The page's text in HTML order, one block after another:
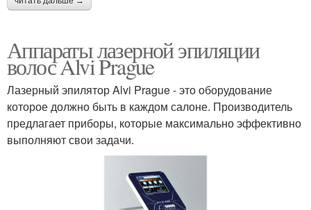
Аппараты лазерной эпиляции
волос Alvi Prague
Лазерный эпилятор Alvi Prague - это оборудование
которое должно быть в каждом салоне. Производитель
предлагает приборы, которые максимально эффективно
выполняют свои задачи.